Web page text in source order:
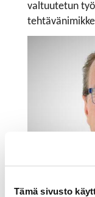
Tämä sivusto
valtuutetun